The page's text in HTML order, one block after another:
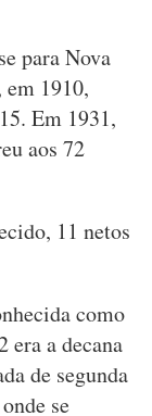
para Nova
em 1910,
Em 1931,
aos 72
11 netos
como
era a decana
de segunda
se